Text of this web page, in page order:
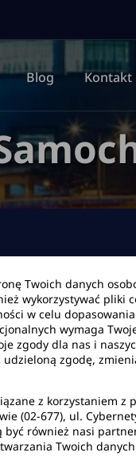
Data zwrotu
Blog Kontakt
Twoich danych
wykorzystywać pliki
w celu
wymaga
zgody dla nas i
zgodę,
z korzystaniem
(02-677), ul.
również nasi
Twoich